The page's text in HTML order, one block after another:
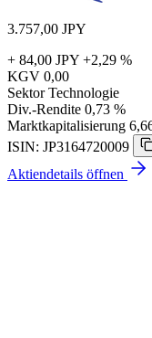
3.757,00 JPY
+ 84,00 JPY +2,29 %
KGV 0,00
Sektor Technologie
Div.-Rendite 0,73 %
Marktkapitalisierung
ISIN: JP3164720009
Aktiendetails öffnen